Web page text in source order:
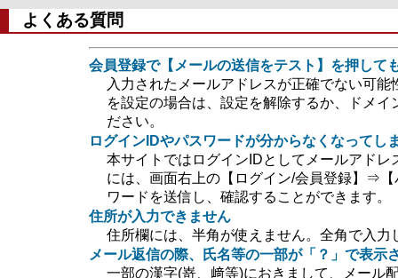
よくある質問
会員登録で【メールの送信をテスト】を押して
入力されたメールアドレスが正確でない可
を設定の場合は、設定を解除するか、ドメ
ださい。
ログインIDやパスワードが分からなくなってし
本サイトではログインIDとしてメールアド
には、画面右上の【ログイン/会員登録】⇒
ワードを送信し、確認することができます。
住所が入力できません
住所欄には、半角が使えません。全角で入力
メール返信の際、氏名等の一部が「？」で表示
一部の漢字(嵜、﨑等)におきまして、メール